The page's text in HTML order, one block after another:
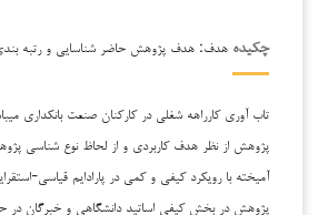
چکیده هدف: هدف پژوهش حاضر شناسایی و رتبه بندی
تاب آوری کارراهه شغلی در کارکنان صنعت بانکداری
پژوهش از نظر هدف کاربردی و از لحاظ نوع شناسی
آمیخته با رویکرد کیفی و کمی در پارادایم قیاسی-
پژوهش در بخش کیفی اساتید دانشگاهی و خبرگان در